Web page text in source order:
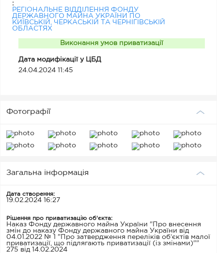
загальною площею 47 кв.м, рік побудови – 1970
(фундамент – стрічковий бутовий; стіни – цегляні;
покрівля – азбофанера; перекриття – дерев’яне;
підлога – цементна стяжка); - вбиральня (літ. В)
загальною площею 2,9 кв.м, рік побудови – 1970
покрівля – азбофанера; перекриття – дерев’яне;
підлога – цементна стяжка)
:
РЕГІОНАЛЬНЕ ВІДДІЛЕННЯ ФОНДУ
ДЕРЖАВНОГО МАЙНА УКРАЇНИ ПО
КИЇВСЬКІЙ, ЧЕРКАСЬКІЙ ТА ЧЕРНІГІВСЬКІЙ
ОБЛАСТЯХ
Виконання умов приватизації
Дата модифікації у ЦБД
24.04.2024 11:45
Фотографії
Загальна інформація
Дата створення:
19.02.2024 16:27
Рішення про приватизацію об'єкта:
Наказ Фонду державного майна України "Про внесення
змін до наказу Фонду державного майна України від
04.01.2022 № 1 "Про затвердження переліків об’єктів малої
приватизації, що підлягають приватизації (із змінами)""
275 від 14.02.2024